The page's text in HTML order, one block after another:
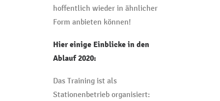
hoffentlich wieder in ähnlicher
Form anbieten können!
Hier einige Einblicke in den
Ablauf 2020:
Das Training ist als
Stationenbetrieb organisiert: